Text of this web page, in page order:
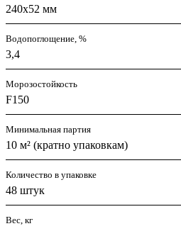
240x52 мм
Водопоглощение, %
3,4
Морозостойкость
F150
Минимальная партия
10 м² (кратно упаковкам)
Количество в упаковке
48 штук
Вес, кг